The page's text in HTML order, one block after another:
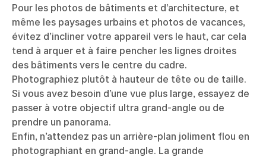
Pour les photos de bâtiments et d’architecture, et
même les paysages urbains et photos de vacances,
évitez d’incliner votre appareil vers le haut, car cela
tend à arquer et à faire pencher les lignes droites
des bâtiments vers le centre du cadre.
Photographiez plutôt à hauteur de tête ou de taille.
Si vous avez besoin d’une vue plus large, essayez de
passer à votre objectif ultra grand-angle ou de
prendre un panorama.
Enfin, n’attendez pas un arrière-plan joliment flou en
photographiant en grand-angle. La grande